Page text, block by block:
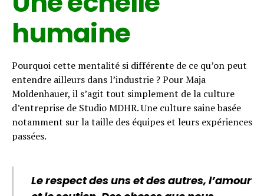
humaine
Pourquoi cette mentalité si différente de ce qu’on peut
entendre ailleurs dans l’industrie ? Pour Maja
Moldenhauer, il s’agit tout simplement de la culture
d’entreprise de Studio MDHR. Une culture saine basée
notamment sur la taille des équipes et leurs expériences
passées.
Le respect des uns et des autres, l’amour